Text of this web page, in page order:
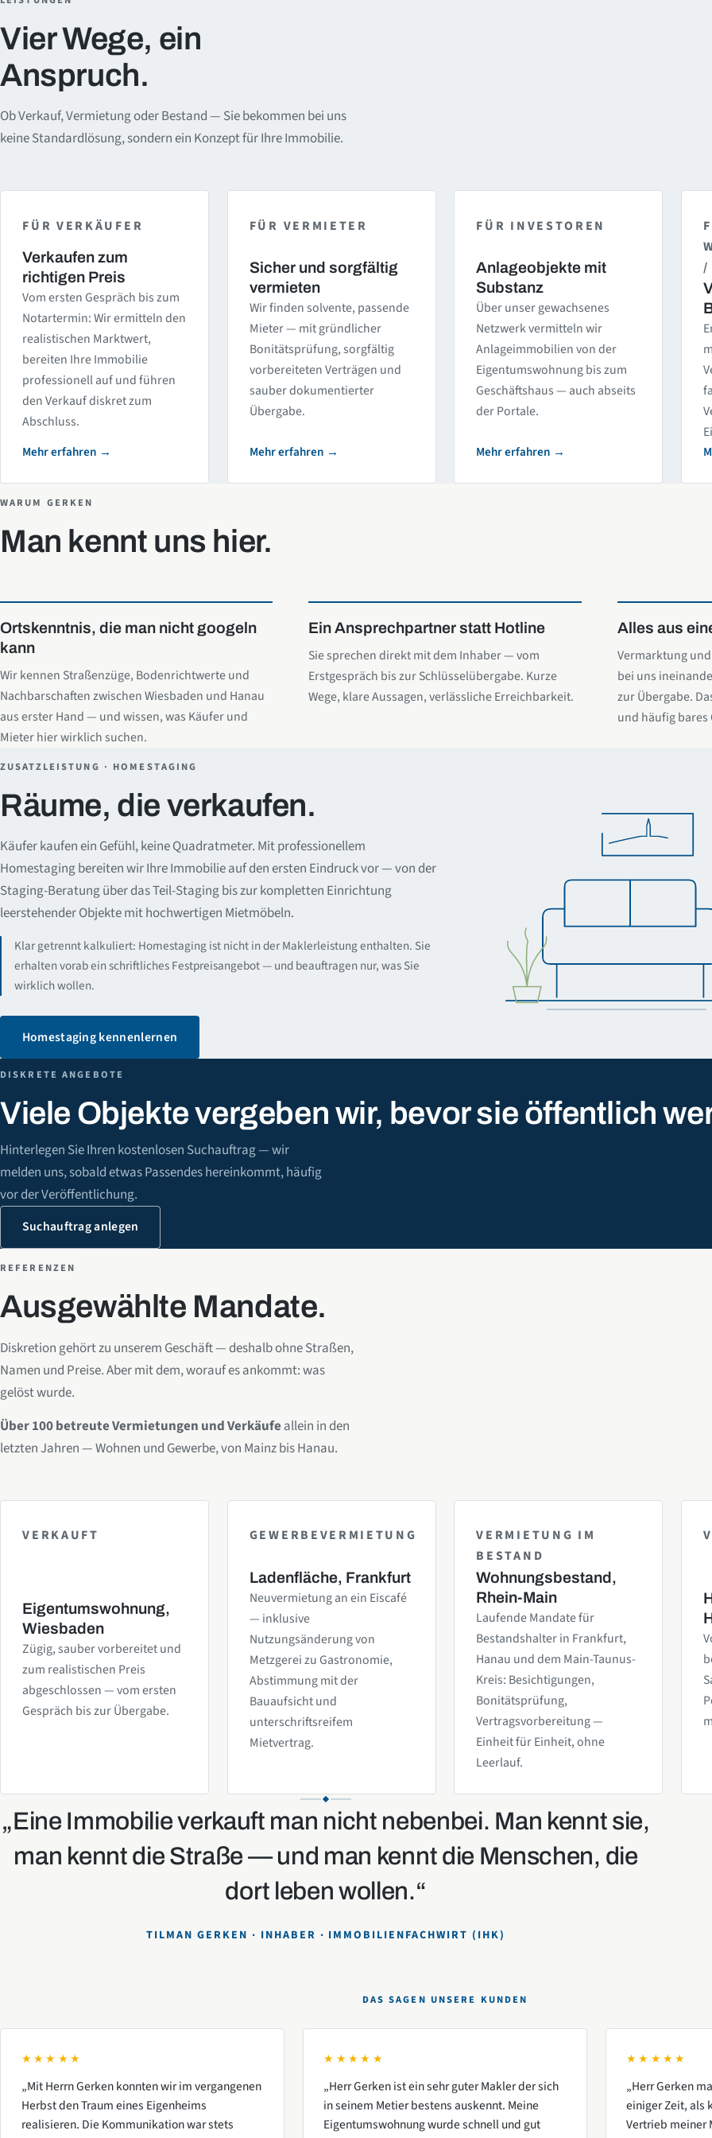
Vier Wege, ein
Anspruch.
Ob Verkauf, Vermietung oder Bestand — Sie bekommen bei uns
keine Standardlösung, sondern ein Konzept für Ihre Immobilie.
FÜR VERKÄUFER
Verkaufen zum
richtigen Preis
Vom ersten Gespräch bis zum
Notartermin: Wir ermitteln den
realistischen Marktwert,
bereiten Ihre Immobilie
professionell auf und führen
den Verkauf diskret zum
Abschluss.
Mehr erfahren
FÜR VERMIETER
Sicher und sorgfältig
vermieten
Wir finden solvente, passende
Mieter — mit gründlicher
Bonitätsprüfung, sorgfältig
vorbereiteten Verträgen und
sauber dokumentierter
Übergabe.
Mehr erfahren
FÜR INVESTOREN
Anlageobjekte mit
Substanz
Über unser gewachsenes
Netzwerk vermitteln wir
Anlageimmobilien von der
Eigentumswohnung bis zum
Geschäftshaus — auch abseits
der Portale.
Mehr erfahren
/
WARUM GERKEN
Man kennt uns hier.
Ortskenntnis, die man nicht googeln
kann
Wir kennen Straßenzüge, Bodenrichtwerte und
Nachbarschaften zwischen Wiesbaden und Hanau
aus erster Hand — und wissen, was Käufer und
Mieter hier wirklich suchen.
Ein Ansprechpartner statt Hotline
Sie sprechen direkt mit dem Inhaber — vom
Erstgespräch bis zur Schlüsselübergabe. Kurze
Wege, klare Aussagen, verlässliche Erreichbarkeit.
Alles aus
Vermarktung
bei uns
zur Übergabe.
und häufig bares
ZUSATZLEISTUNG · HOMESTAGING
Räume, die verkaufen.
Käufer kaufen ein Gefühl, keine Quadratmeter. Mit professionellem
Homestaging bereiten wir Ihre Immobilie auf den ersten Eindruck vor — von der
Staging-Beratung über das Teil-Staging bis zur kompletten Einrichtung
leerstehender Objekte mit hochwertigen Mietmöbeln.
Klar getrennt kalkuliert: Homestaging ist nicht in der Maklerleistung enthalten. Sie
erhalten vorab ein schriftliches Festpreisangebot — und beauftragen nur, was Sie
wirklich wollen.
Homestaging kennenlernen
DISKRETE ANGEBOTE
Viele Objekte vergeben wir, bevor sie öffentlich
Hinterlegen Sie Ihren kostenlosen Suchauftrag — wir
melden uns, sobald etwas Passendes hereinkommt, häufig
vor der Veröffentlichung.
Suchauftrag anlegen
REFERENZEN
Ausgewählte Mandate.
Diskretion gehört zu unserem Geschäft — deshalb ohne Straßen,
Namen und Preise. Aber mit dem, worauf es ankommt: was
gelöst wurde.
Über 100 betreute Vermietungen und Verkäufeallein in den
letzten Jahren — Wohnen und Gewerbe, von Mainz bis Hanau.
VERKAUFT
Eigentumswohnung,
Wiesbaden
Zügig, sauber vorbereitet und
zum realistischen Preis
abgeschlossen — vom ersten
Gespräch bis zur Übergabe.
GEWERBEVERMIETUNG
Ladenfläche, Frankfurt
Neuvermietung an ein Eiscafé
— inklusive
Nutzungsänderung von
Metzgerei zu Gastronomie,
Abstimmung mit der
Bauaufsicht und
unterschriftsreifem
Mietvertrag.
VERMIETUNG IM
BESTAND
Wohnungsbestand,
Rhein-Main
Laufende Mandate für
Bestandshalter in Frankfurt,
Hanau und dem Main-Taunus-
Kreis: Besichtigungen,
Bonitätsprüfung,
Vertragsvorbereitung —
Einheit für Einheit, ohne
Leerlauf.
„Eine Immobilie verkauft man nicht nebenbei. Man kennt sie,
man kennt die Straße — und man kennt die Menschen, die
dort leben wollen.“
TILMAN GERKEN · INHABER · IMMOBILIENFACHWIRT (IHK)
DAS SAGEN UNSERE KUNDEN
★★★★★
„Mit Herrn Gerken konnten wir im vergangenen
Herbst den Traum eines Eigenheims
realisieren. Die Kommunikation war stets
★★★★★
„Herr Gerken ist ein sehr guter Makler der sich
in seinem Metier bestens auskennt. Meine
Eigentumswohnung wurde schnell und gut
★★★★★
„Herr Gerken
einiger Zeit, als
Vertrieb